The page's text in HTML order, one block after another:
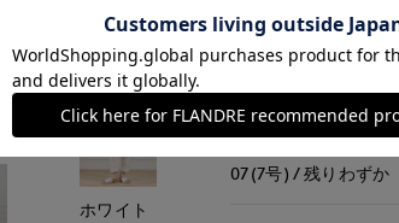
13(13号) 残りわずか
ホワイト
05(5号) 在庫あり
07(7号) 残りわずか